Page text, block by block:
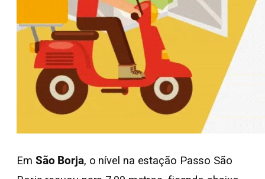
Em São Borja, o nível na estação Passo São